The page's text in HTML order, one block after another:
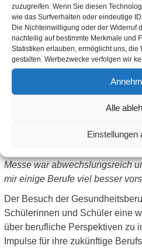
zuzugreifen. Wenn Sie diesen
wie das Surfverhalten oder eindeutige
Die Nichteinwilligung oder der Widerruf
nachteilig auf bestimmte Merkmale und
Statistiken erlauben, ermöglicht uns, die
gestalten. Werbezwecke verfolgen wir
Alle
Einstellungen
n durchweg positiv aus. „Mir hat
man direkt mit Menschen aus
Berufe kennengelernt, von
Messe war abwechslungsreich
mir einige Berufe viel besser
Der Besuch der
Schülerinnen und Schüler eine
über berufliche Perspektiven zu
Impulse für ihre zukünftige